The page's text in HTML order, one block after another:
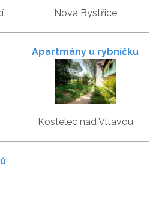
Nová Bystřice
Apartmány u rybníčku
Kostelec nad Vltavou